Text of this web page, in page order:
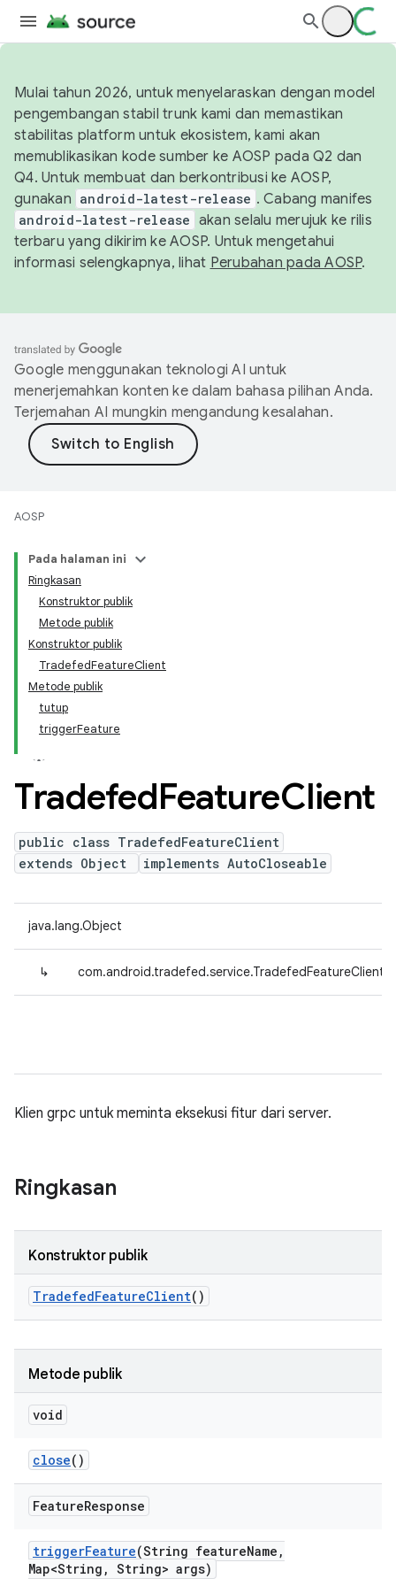
Mulai tahun 2026, untuk menyelaraskan dengan model
pengembangan stabil trunk kami dan memastikan
stabilitas platform untuk ekosistem, kami akan
memublikasikan kode sumber ke AOSP pada Q2 dan
Q4. Untuk membuat dan berkontribusi ke AOSP,
gunakan android-latest-release . Cabang manifes
android-latest-release akan selalu merujuk ke rilis
terbaru yang dikirim ke AOSP. Untuk mengetahui
informasi selengkapnya, lihat Perubahan pada AOSP.
Google menggunakan teknologi AI untuk
menerjemahkan konten ke dalam bahasa pilihan Anda.
Terjemahan AI mungkin mengandung kesalahan.
AOSP
Pada halaman ini
Ringkasan
Konstruktor publik
Metode publik
Konstruktor publik
TradefedFeatureClient
Metode publik
tutup
triggerFeature
TradefedFeatureClient
public class TradefedFeatureClient
extends Object
implements AutoCloseable
java.lang.Object
↳ com.android.tradefed.service.TradefedFeatureClient
Klien grpc untuk meminta eksekusi fitur dari server.
Ringkasan
Konstruktor publik
TradefedFeatureClient()
Metode publik
void
close()
FeatureResponse
triggerFeature(String featureName ,
Map<String , String> args)